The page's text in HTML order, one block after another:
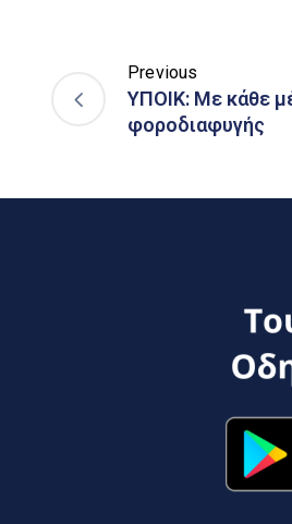
Previous
ΥΠΟΙΚ: Με κάθε
φοροδιαφυγής